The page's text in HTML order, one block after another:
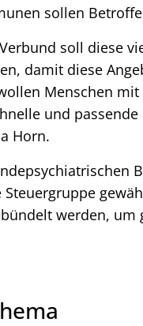
sollen
soll diese
damit diese
Menschen
und
Horn.
werden,